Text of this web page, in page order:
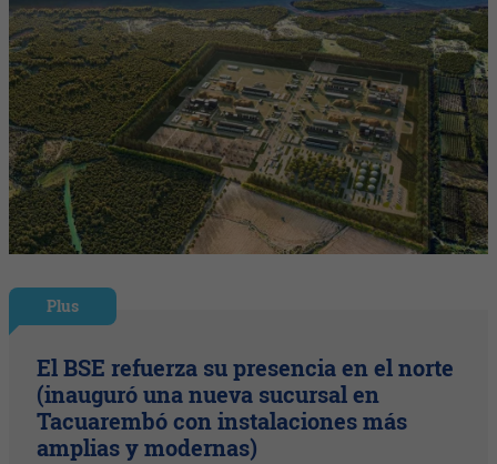
Plus
El BSE refuerza su presencia en el norte
(inauguró una nueva sucursal en
Tacuarembó con instalaciones más
amplias y modernas)